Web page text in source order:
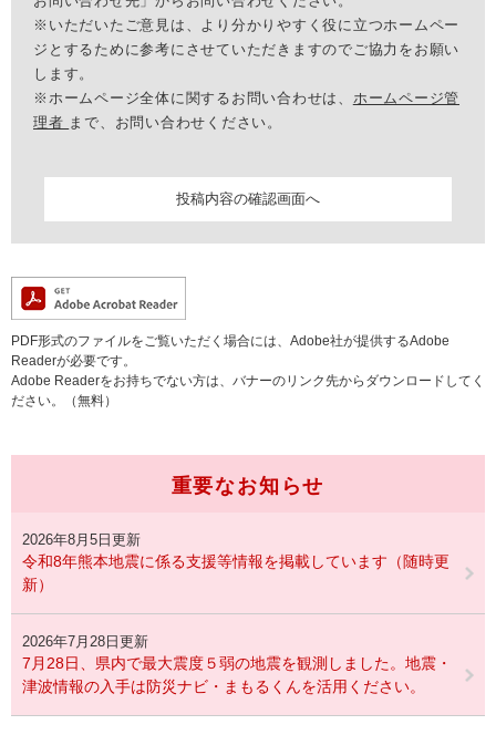
※いただいたご意見は、より分かりやすく役に立つホームペー
ジとするために参考にさせていただきますのでご協力をお願い
します。
※ホームページ全体に関するお問い合わせは、 ホームページ管
理者 まで、お問い合わせください。
PDF形式のファイルをご覧いただく場合には、Adobe社が提供するAdobe
Readerが必要です。
Adobe Readerをお持ちでない方は、バナーのリンク先からダウンロードしてく
ださい。（無料）
重要なお知らせ
2026年8月5日更新
令和8年熊本地震に係る支援等情報を掲載しています（随時更
新）
2026年7月28日更新
7月28日、県内で最大震度５弱の地震を観測しました。地震・
津波情報の入手は防災ナビ・まもるくんを活用ください。